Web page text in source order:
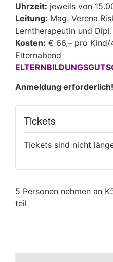
Uhrzeit: jeweils von
Leitung: Mag. Verena
Lerntherapeutin und
Kosten: € 66,– pro Kind/
Elternabend
Anmeldung erforderlich!
Tickets
Tickets sind nicht
5 Personen nehmen an
teil